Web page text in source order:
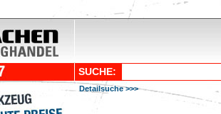
SUCHE:
Detailsuche >>>